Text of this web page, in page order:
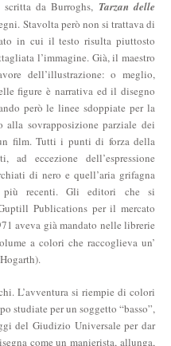
da Burroghs, Tarzan delle
Stavolta però non si trattava di
in cui il testo risulta piuttosto
l’immagine. Già, il maestro
dell’illustrazione: o meglio,
figure è narrativa ed il disegno
però le linee sdoppiate per la
alla sovrapposizione parziale dei
film. Tutti i punti di forza della
ad eccezione dell’espressione
di nero e quell’aria grifagna
più recenti. Gli editori che si
Publications per il mercato
aveva già mandato nelle librerie
a colori che raccoglieva un’
L’avventura si riempie di colori
studiate per un soggetto “basso”,
del Giudizio Universale per dar
come un manierista, allunga,